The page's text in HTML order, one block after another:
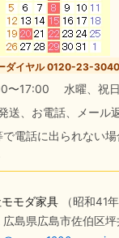
ダイヤル 0120-23-3040
〜17:00 水曜、祝
送、お電話、メール
電話に出られない
モダ家具（昭和41年
広島県広島市佐伯区